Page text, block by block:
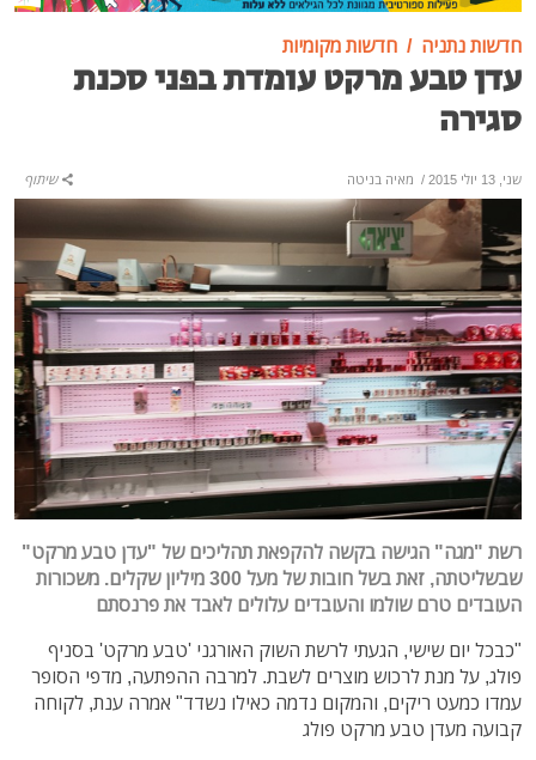
חדשות נתניה חדשות מקומיות
עדן טבע מרקט עומדת בפני סכנת
סגירה
שני, 13 יולי 2015 / מאיה בניטה שיתוף
רשת "מגה" הגישה בקשה להקפאת תהליכים של "עדן טבע מרקט"
שבשליטתה, זאת בשל חובות של מעל 300 מיליון שקלים. משכורות
העובדים טרם שולמו והעובדים עלולים לאבד את פרנסתם
"כבכל יום שישי, הגעתי לרשת השוק האורגני 'טבע מרקט' בסניף
פולג, על מנת לרכוש מוצרים לשבת. למרבה ההפתעה, מדפי הסופר
עמדו כמעט ריקים, והמקום נדמה כאילו נשדד" אמרה ענת, לקוחה
קבועה מעדן טבע מרקט פולג